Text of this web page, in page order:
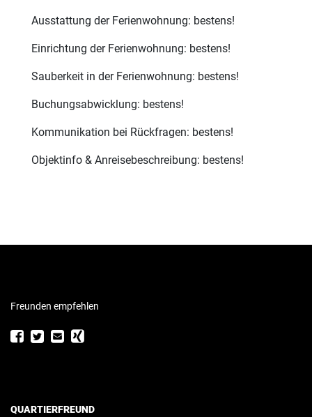
Ausstattung der Ferienwohnung: bestens!
Einrichtung der Ferienwohnung: bestens!
Sauberkeit in der Ferienwohnung: bestens!
Buchungsabwicklung: bestens!
Kommunikation bei Rückfragen: bestens!
Objektinfo & Anreisebeschreibung: bestens!
Freunden empfehlen
QUARTIERFREUND